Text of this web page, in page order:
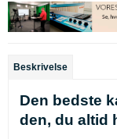
Beskrivelse
Den bedste
den, du altid